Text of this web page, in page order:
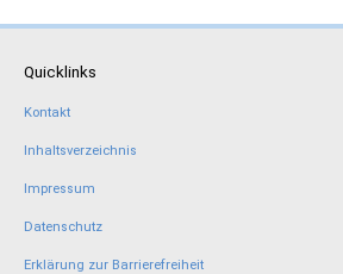
Quicklinks
Kontakt
Inhaltsverzeichnis
Impressum
Datenschutz
Erklärung zur Barrierefreiheit